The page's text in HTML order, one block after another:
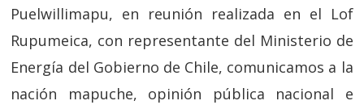
Puelwillimapu, en reunión realizada en el Lof
Rupumeica, con representante del Ministerio de
Energía del Gobierno de Chile, comunicamos a la
nación mapuche, opinión pública nacional e